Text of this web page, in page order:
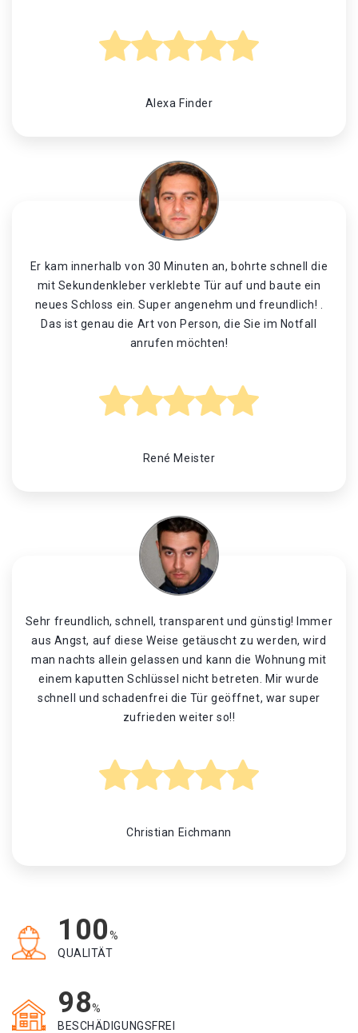
Alexa Finder
Er kam innerhalb von 30 Minuten an, bohrte schnell die
mit Sekundenkleber verklebte Tür auf und baute ein
neues Schloss ein. Super angenehm und freundlich! .
Das ist genau die Art von Person, die Sie im Notfall
anrufen möchten!
René Meister
Sehr freundlich, schnell, transparent und günstig! Immer
aus Angst, auf diese Weise getäuscht zu werden, wird
man nachts allein gelassen und kann die Wohnung mit
einem kaputten Schlüssel nicht betreten. Mir wurde
schnell und schadenfrei die Tür geöffnet, war super
zufrieden weiter so!!
Christian Eichmann
100%
QUALITÄT
98%
BESCHÄDIGUNGSFREI